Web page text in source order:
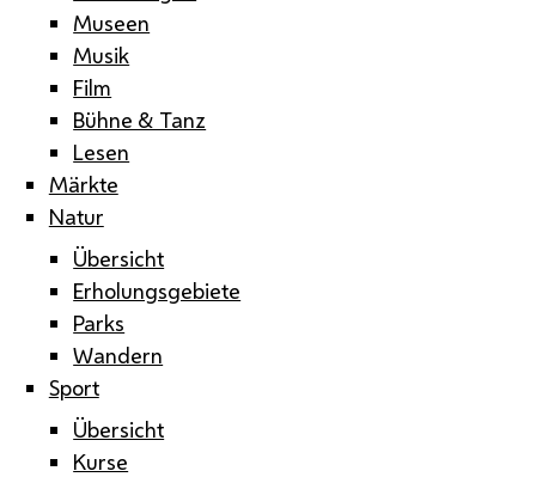
Museen
Musik
Film
Bühne & Tanz
Lesen
Märkte
Natur
Übersicht
Erholungsgebiete
Parks
Wandern
Sport
Übersicht
Kurse